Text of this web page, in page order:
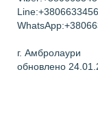
г. Амбролаури
обновлено